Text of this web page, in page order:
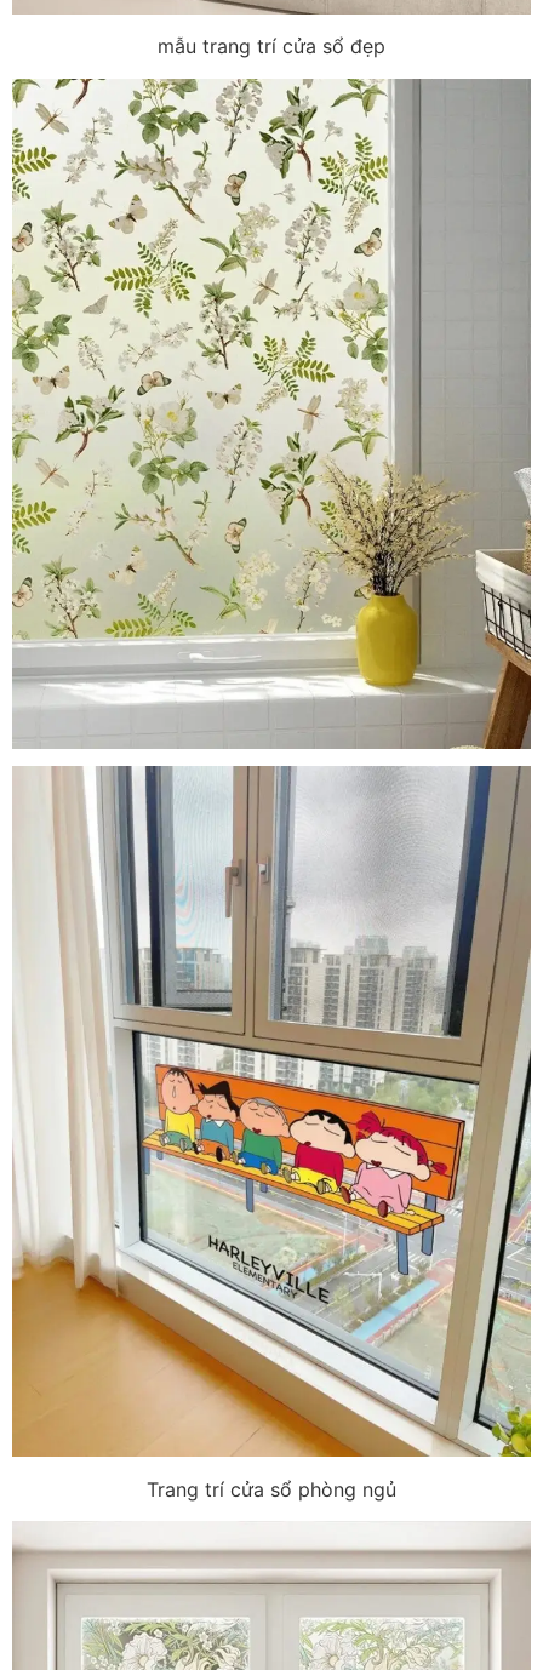
mẫu trang trí cửa sổ đẹp
Trang trí cửa sổ phòng ngủ​